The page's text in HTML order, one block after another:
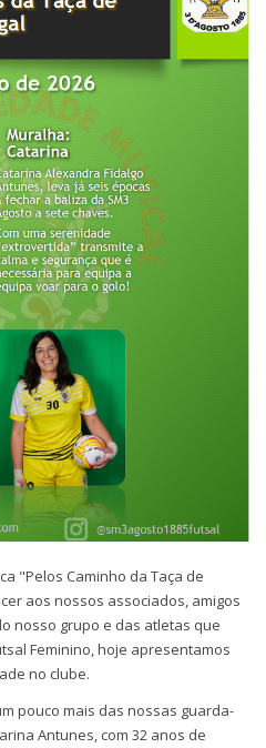
"Pelos Caminho da Taça de
aos nossos associados, amigos
nosso grupo e das atletas que
Feminino, hoje apresentamos
no clube.
pouco mais das nossas guarda-
Antunes, com 32 anos de